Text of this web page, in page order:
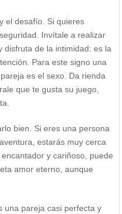
el desafío. Si quieres
Invítale a realizar
disfruta de la intimidad: es la
Para este signo una
es el sexo. Da rienda
que te gusta su juego,
bien. Si eres una persona
estarás muy cerca
y cariñoso, puede
amor eterno, aunque
una pareja casi perfecta y